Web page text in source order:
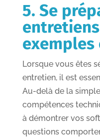
5. Se
exemples
Lorsque vous êtes
entretien, il est
Au-delà de la
compétences
à démontrer vos
questions